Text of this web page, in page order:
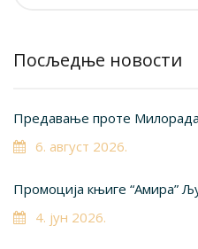
Посљедње новости
Предавање проте Милорада
6. август 2026.
Промоција књиге “Амира”
4. јун 2026.